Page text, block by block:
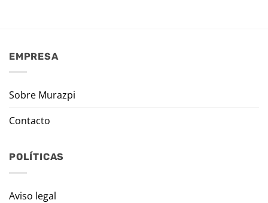
EMPRESA
Sobre Murazpi
Contacto
POLÍTICAS
Aviso legal